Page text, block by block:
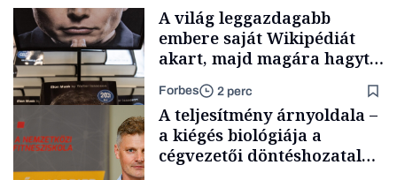
A világ leggazdagabb
embere saját Wikipédiát
akart, majd magára hagyta.
Most milliók olvasnak
ellenőrizetlen
információkat
Forbes 2 perc
A teljesítmény árnyoldala –
a kiégés biológiája a
cégvezetői döntéshozatal